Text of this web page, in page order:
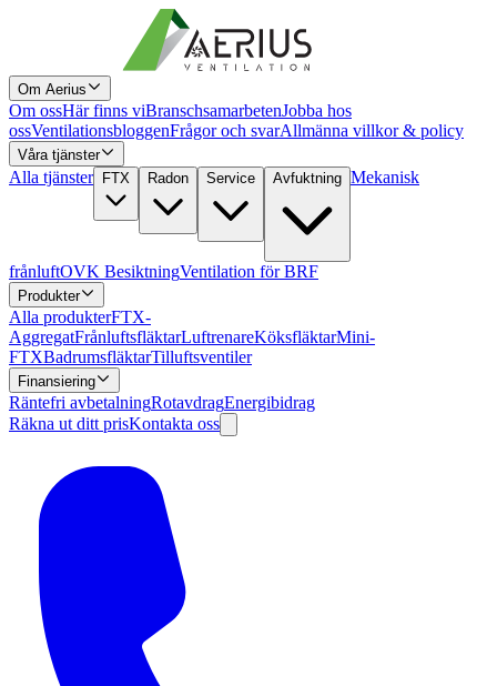
Om Aerius
Om ossHär finns viBranschsamarbetenJobba hos
ossVentilationsbloggenFrågor och svarAllmänna villkor & policy
Våra tjänster
Alla tjänster FTX Radon Service Avfuktning Mekanisk
frånluftOVK BesiktningVentilation för BRF
Produkter
Alla produkterFTX-
AggregatFrånluftsfläktarLuftrenareKöksfläktarMini-
FTXBadrumsfläktarTilluftsventiler
Finansiering
Räntefri avbetalningRotavdragEnergibidrag
Räkna ut ditt prisKontakta oss